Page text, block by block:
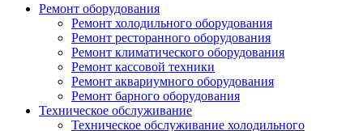
Ремонт оборудования
Ремонт холодильного оборудования
Ремонт ресторанного оборудования
Ремонт климатического оборудования
Ремонт кассовой техники
Ремонт аквариумного оборудования
Ремонт барного оборудования
Техническое обслуживание
Техническое обслуживание холодильного